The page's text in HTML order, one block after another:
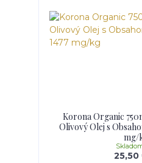
Korona Organic
Olivový Olej s
mg/